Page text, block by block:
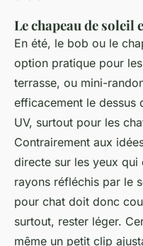
Le chapeau de soleil
En été, le bob ou le
option pratique pour
terrasse, ou mini-
efficacement le dessus
UV, surtout pour les
Contrairement aux
directe sur les yeux
rayons réfléchis par le
pour chat doit donc
surtout, rester léger.
même un petit clip